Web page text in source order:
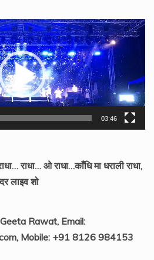
03:46
राधा… ओ राधा…काँधि मा धराली राधा,
लाइव शो
Rawat, Email:
Mobile: +91 8126 984153